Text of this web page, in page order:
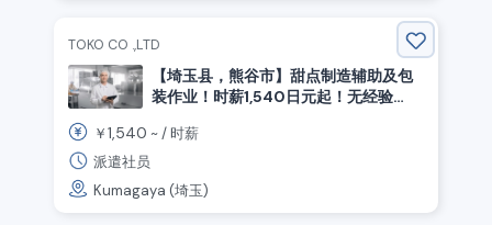
TOKO CO .,LTD
【埼玉县，熊谷市】甜点制造辅助及包
装作业！时薪1,540日元起！无经验
￥1,540 ~ /时薪
派遣社员
Kumagaya (埼玉)